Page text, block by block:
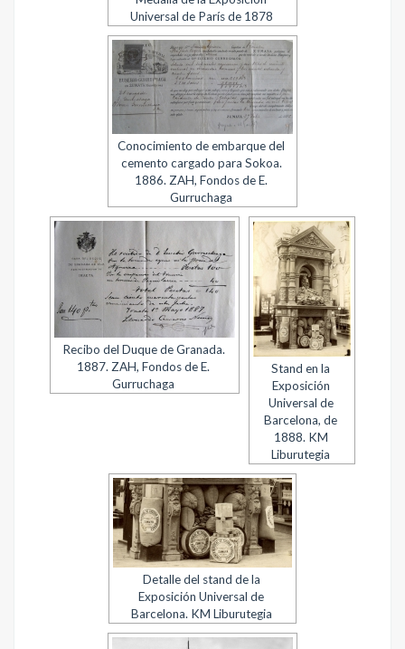
Universal de París de 1878
Conocimiento de embarque del
cemento cargado para Sokoa.
1886. ZAH, Fondos de E.
Gurruchaga
Recibo del Duque de Granada.
1887. ZAH, Fondos de E.
Gurruchaga
Stand en la
Exposición
Universal de
Barcelona, de
1888. KM
Liburutegia
Detalle del stand de la
Exposición Universal de
Barcelona. KM Liburutegia